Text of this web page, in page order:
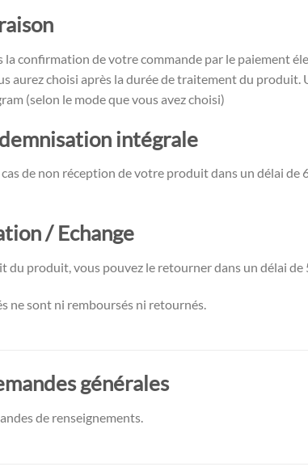
la confirmation de votre commande par le paiement
aurez choisi après la durée de traitement du
(selon le mode que vous avez choisi)
intégrale
de non réception de votre produit dans un délai
/ Echange
du produit, vous pouvez le retourner dans un délai de
ne sont ni remboursés ni retournés.
générales
de renseignements.